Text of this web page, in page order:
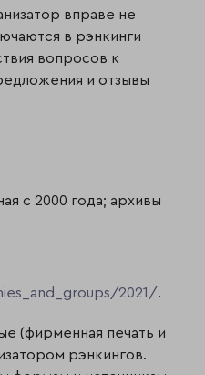
вправе не
в рэнкинги
вопросов к
и отзывы
с 2000 года; архивы
2021/.
(фирменная печать и
рэнкингов.